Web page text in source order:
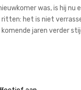
was, is hij
het is niet
jaren verder